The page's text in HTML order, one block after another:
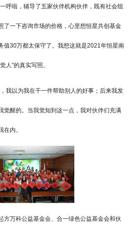
呼啦，辅导了五家伙伴机构伙伴，既有社会组
了一下咨询市场的价格，心里想恒星共创基金
值30万都太保守了。我想这就是2021年恒星南
人”的真实写照。
我以为我在干一件帮助别人的好事；后来我发
觉醒的。当我觉知到这一点，我对伙伴们充满
在内。
方万科公益基金会、合一绿色公益基金会和伙